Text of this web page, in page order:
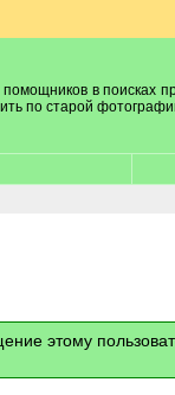
в поисках
по старой
этому